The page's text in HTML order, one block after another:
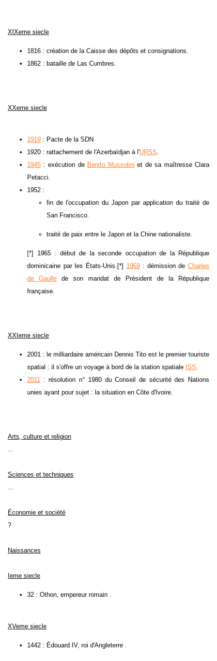
XIXeme siecle
1816 : création de la Caisse des dépôts et consignations.
1862 : bataille de Las Cumbres.
XXeme siecle
1919 : Pacte de la SDN
1920 : rattachement de l'Azerbaïdjan à l'URSS.
1945 : exécution de Benito Mussolini et de sa maîtresse Clara
Petacci.
1952 :
fin de l'occupation du Japon par application du traité de
San Francisco.
traité de paix entre le Japon et la Chine nationaliste.
[*] 1965 : début de la seconde occupation de la République
dominicaine par les États-Unis.[*] 1969: démission de Charles
de Gaulle de son mandat de Président de la République
française.
XXIeme siecle
2001 : le milliardaire américain Dennis Tito est le premier touriste
spatial : il s'offre un voyage à bord de la station spatiale ISS.
2011 : résolution n° 1980 du Conseil de sécurité des Nations
unies ayant pour sujet : la situation en Côte d'Ivoire.
Arts, culture et religion
...
Sciences et techniques
...
Économie et société
?
Naissances
Ieme siecle
32 : Othon, empereur romain .
XVeme siecle
1442 : Édouard IV, roi d'Angleterre .